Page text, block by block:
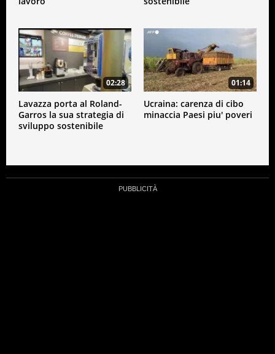
02:28
Lavazza porta al Roland-
Garros la sua strategia di
sviluppo sostenibile
01:14
Ucraina: carenza di cibo
minaccia Paesi piu' poveri